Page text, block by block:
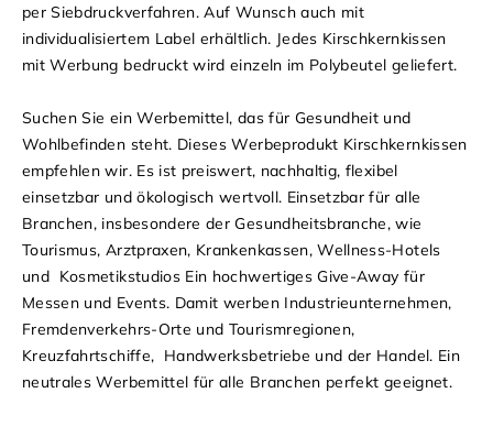
per Siebdruckverfahren. Auf Wunsch auch mit
individualisiertem Label erhältlich. Jedes Kirschkernkissen
mit Werbung bedruckt wird einzeln im Polybeutel geliefert.
Suchen Sie ein Werbemittel, das für Gesundheit und
Wohlbefinden steht. Dieses Werbeprodukt Kirschkernkissen
empfehlen wir. Es ist preiswert, nachhaltig, flexibel
einsetzbar und ökologisch wertvoll. Einsetzbar für alle
Branchen, insbesondere der Gesundheitsbranche, wie
Tourismus, Arztpraxen, Krankenkassen, Wellness-Hotels
und Kosmetikstudios Ein hochwertiges Give-Away für
Messen und Events. Damit werben Industrieunternehmen,
Fremdenverkehrs-Orte und Tourismregionen,
Kreuzfahrtschiffe, Handwerksbetriebe und der Handel. Ein
neutrales Werbemittel für alle Branchen perfekt geeignet.